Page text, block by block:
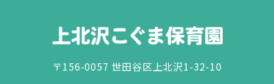
〒156-0057 世田谷区上北沢1-32-10